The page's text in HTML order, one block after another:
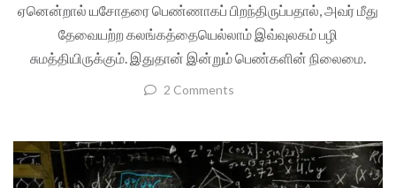
ஏனென்றால் யசோதரை பெண்ணாகப் பிறந்திருப்பதால், அவர் மீது
தேவையற்ற கலங்கத்தையெல்லாம் இவ்வுலகம் பழி
சுமத்தியிருக்கும். இதுதான் இன்றும் பெண்களின் நிலைமை.
2 Comments